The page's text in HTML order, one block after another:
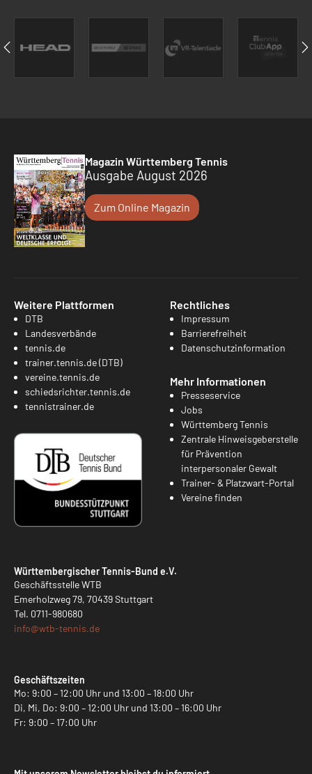
Magazin Württemberg Tennis
Ausgabe August 2026
Zum Online Magazin
Weitere Plattformen
DTB
Landesverbände
tennis.de
trainer.tennis.de (DTB)
vereine.tennis.de
schiedsrichter.tennis.de
tennistrainer.de
Rechtliches
Impressum
Barrierefreiheit
Datenschutzinformation
Mehr Informationen
Presseservice
Jobs
Württemberg Tennis
Zentrale Hinweisgeberstelle
für Prävention
interpersonaler Gewalt
Trainer- & Platzwart-Portal
Vereine finden
Württembergischer Tennis-Bund e.V.
Geschäftsstelle WTB
Emerholzweg 79, 70439 Stuttgart
Tel. 0711-980680
info@wtb-tennis.de
Geschäftszeiten
Mo: 9:00 – 12:00 Uhr und 13:00 – 18:00 Uhr
Di, Mi, Do: 9:00 – 12:00 Uhr und 13:00 – 16:00 Uhr
Fr: 9:00 – 17:00 Uhr